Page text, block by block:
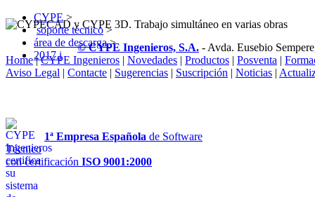
CYPE >
soporte técnico>
área de descarga>
2017.i
© CYPE Ingenieros, S.A. - Avda. Eusebio
Home|CYPE Ingenieros | Novedades | Productos | Posventa |
Aviso Legal | Contacte | Sugerencias | Suscripción | Noticias |
1ª Empresa Española de Software
Técnico
con certificación ISO 9001:2000